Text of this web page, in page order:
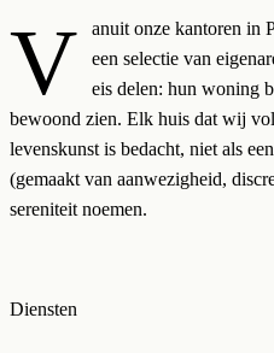
V
anuit onze kantoren in
een selectie van
eis delen: hun woning
bewoond zien. Elk huis dat wij
levenskunst is bedacht, niet als
(gemaakt van aanwezigheid,
sereniteit noemen.
Diensten